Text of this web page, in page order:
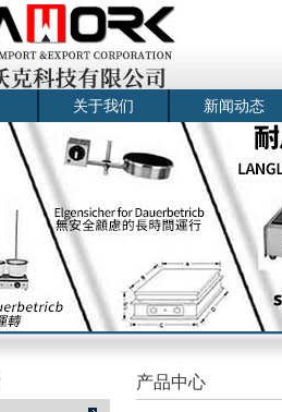
关于我们 新闻动态
产品中心